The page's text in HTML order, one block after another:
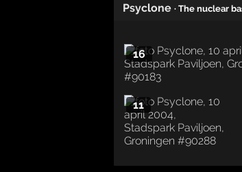
Psyclone · The nuclear
16
11